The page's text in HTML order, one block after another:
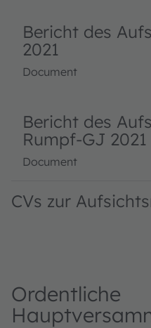
Bericht des
2021
Document
Bericht des
Rumpf-GJ 2021
Document
CVs zur
Ordentliche